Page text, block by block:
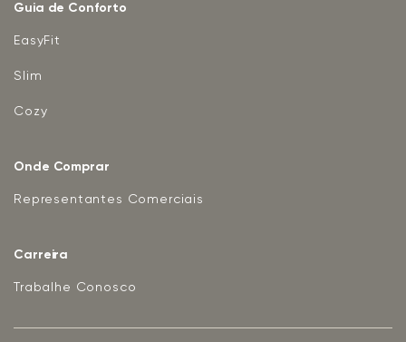
Guia de Conforto
EasyFit
Slim
Cozy
Onde Comprar
Representantes Comerciais
Carreira
Trabalhe Conosco